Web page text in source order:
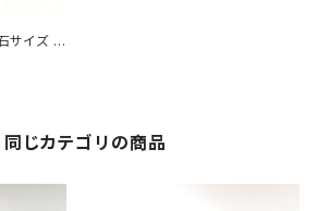
石サイズ 8
同じカテゴリの商品